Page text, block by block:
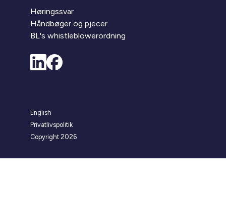
Høringssvar
Håndbøger og pjecer
BL's whistleblowerordning
English
Privatlivspolitik
Copyright 2026